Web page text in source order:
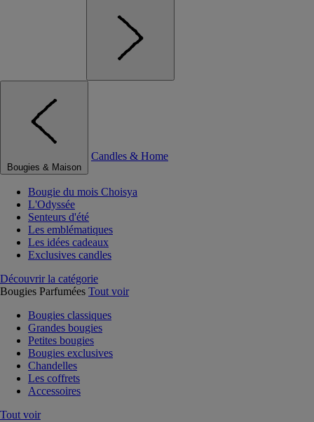
Bougies & Maison
Candles & Home
Bougie du mois Choisya
L'Odyssée
Senteurs d'été
Les emblématiques
Les idées cadeaux
Exclusives candles
Découvrir la catégorie
Bougies Parfumées Tout voir
Bougies classiques
Grandes bougies
Petites bougies
Bougies exclusives
Chandelles
Les coffrets
Accessoires
Tout voir